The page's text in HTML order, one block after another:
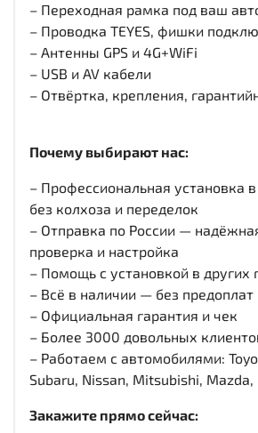
– Переходная рамка под ваш
– Проводка TEYES, фишки
– Антенны GPS и 4G+WiFi
– USB и AV кабели
– Отвёртка, крепления,
Почему выбирают нас:
– Профессиональная установка
без колхоза и переделок
– Отправка по России —
проверка и настройка
– Помощь с установкой в других
– Всё в наличии — без
– Официальная гарантия и чек
– Более 3000 довольных
– Работаем с автомобилями:
Subaru, Nissan, Mitsubishi, Mazda,
Закажите прямо сейчас: